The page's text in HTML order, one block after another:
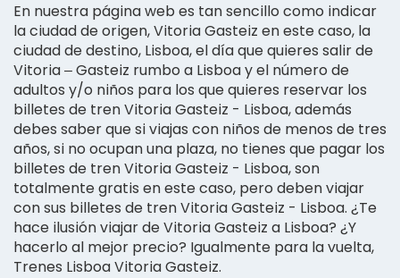
En nuestra página web es tan sencillo como indicar
la ciudad de origen, Vitoria Gasteiz en este caso, la
ciudad de destino, Lisboa, el día que quieres salir de
Vitoria – Gasteiz rumbo a Lisboa y el número de
adultos y/o niños para los que quieres reservar los
billetes de tren Vitoria Gasteiz - Lisboa, además
debes saber que si viajas con niños de menos de tres
años, si no ocupan una plaza, no tienes que pagar los
billetes de tren Vitoria Gasteiz - Lisboa, son
totalmente gratis en este caso, pero deben viajar
con sus billetes de tren Vitoria Gasteiz - Lisboa. ¿Te
hace ilusión viajar de Vitoria Gasteiz a Lisboa? ¿Y
hacerlo al mejor precio? Igualmente para la vuelta,
Trenes Lisboa Vitoria Gasteiz.